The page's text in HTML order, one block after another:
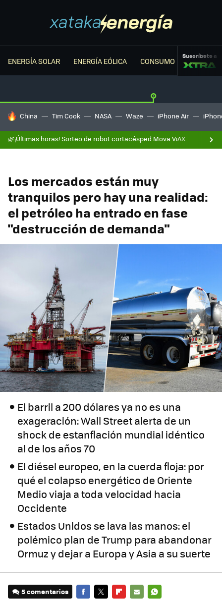
ENERGÍA SOLAR ENERGÍA EÓLICA CONSUMO ENERGÉTICO
Suscríbete a
HOY SE HABLA DE
China Tim Cook NASA Waze iPhone Air
🌿¡Últimas horas! Sorteo de robot cortacésped Mova ViAX
Los mercados están muy
tranquilos pero hay una realidad:
el petróleo ha entrado en fase
"destrucción de demanda"
El barril a 200 dólares ya no es una
exageración: Wall Street alerta de un
shock de estanflación mundial idéntico
al de los años 70
El diésel europeo, en la cuerda floja: por
qué el colapso energético de Oriente
Medio viaja a toda velocidad hacia
Occidente
Estados Unidos se lava las manos: el
polémico plan de Trump para abandonar
Ormuz y dejar a Europa y Asia a su suerte
5 comentarios